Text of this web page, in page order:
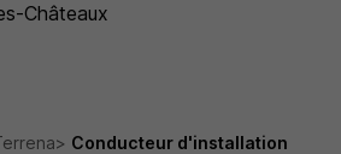
Châteaux
Conducteur d'installation